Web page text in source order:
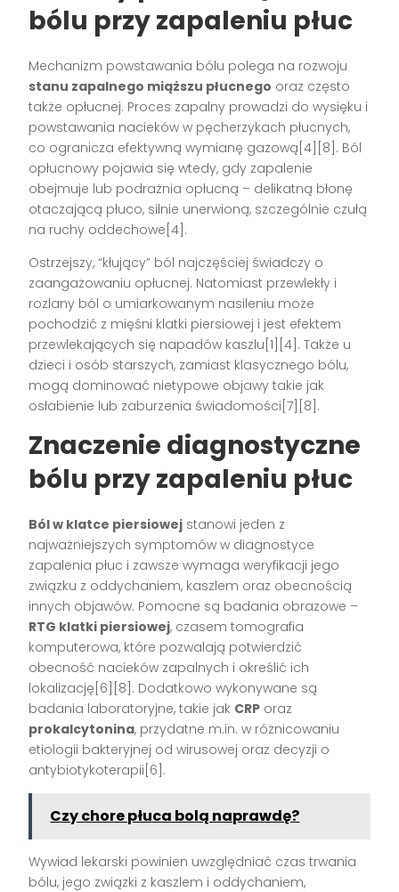
bólu przy zapaleniu płuc
Mechanizm powstawania bólu polega na rozwoju
stanu zapalnego miąższu płucnego oraz często
także opłucnej. Proces zapalny prowadzi do wysięku i
powstawania nacieków w pęcherzykach płucnych,
co ogranicza efektywną wymianę gazową[4][8]. Ból
opłucnowy pojawia się wtedy, gdy zapalenie
obejmuje lub podrażnia opłucną – delikatną błonę
otaczającą płuco, silnie unerwioną, szczególnie czułą
na ruchy oddechowe[4].
Ostrzejszy, “kłujący” ból najczęściej świadczy o
zaangażowaniu opłucnej. Natomiast przewlekły i
rozlany ból o umiarkowanym nasileniu może
pochodzić z mięśni klatki piersiowej i jest efektem
przewlekających się napadów kaszlu[1][4]. Także u
dzieci i osób starszych, zamiast klasycznego bólu,
mogą dominować nietypowe objawy takie jak
osłabienie lub zaburzenia świadomości[7][8].
Znaczenie diagnostyczne
bólu przy zapaleniu płuc
Ból w klatce piersiowej stanowi jeden z
najważniejszych symptomów w diagnostyce
zapalenia płuc i zawsze wymaga weryfikacji jego
związku z oddychaniem, kaszlem oraz obecnością
innych objawów. Pomocne są badania obrazowe –
RTG klatki piersiowej, czasem tomografia
komputerowa, które pozwalają potwierdzić
obecność nacieków zapalnych i określić ich
lokalizację[6][8]. Dodatkowo wykonywane są
badania laboratoryjne, takie jak CRP oraz
prokalcytonina, przydatne m.in. w różnicowaniu
etiologii bakteryjnej od wirusowej oraz decyzji o
antybiotykoterapii[6].
Czy chore płuca bolą naprawdę?
Wywiad lekarski powinien uwzględniać czas trwania
bólu, jego związki z kaszlem i oddychaniem,